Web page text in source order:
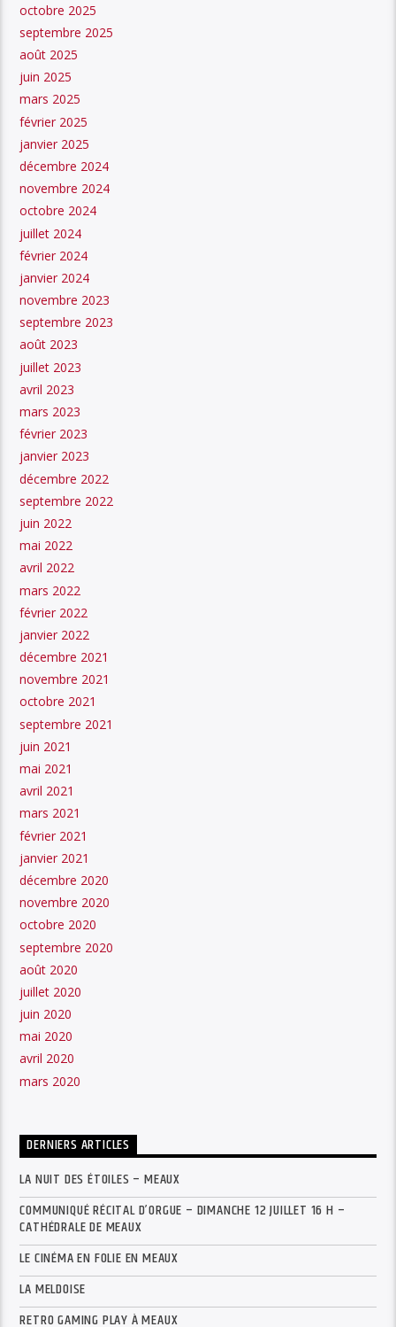
octobre 2025
septembre 2025
août 2025
juin 2025
mars 2025
février 2025
janvier 2025
décembre 2024
novembre 2024
octobre 2024
juillet 2024
février 2024
janvier 2024
novembre 2023
septembre 2023
août 2023
juillet 2023
avril 2023
mars 2023
février 2023
janvier 2023
décembre 2022
septembre 2022
juin 2022
mai 2022
avril 2022
mars 2022
février 2022
janvier 2022
décembre 2021
novembre 2021
octobre 2021
septembre 2021
juin 2021
mai 2021
avril 2021
mars 2021
février 2021
janvier 2021
décembre 2020
novembre 2020
octobre 2020
septembre 2020
août 2020
juillet 2020
juin 2020
mai 2020
avril 2020
mars 2020
DERNIERS ARTICLES
LA NUIT DES ÉTOILES – MEAUX
COMMUNIQUÉ RÉCITAL D’ORGUE – DIMANCHE 12 JUILLET 16 H –
CATHÉDRALE DE MEAUX
LE CINÉMA EN FOLIE EN MEAUX
LA MELDOISE
RETRO GAMING PLAY À MEAUX